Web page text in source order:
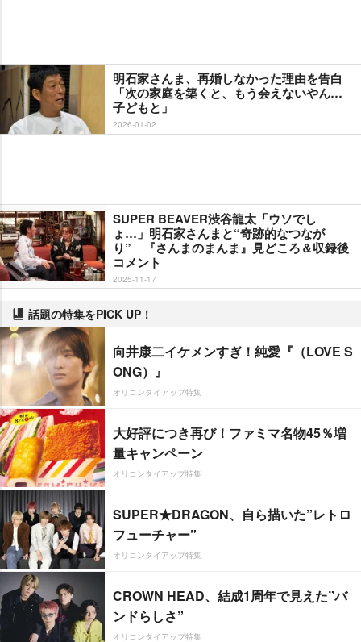
明石家さんま、再婚しなかった理由を告白
「次の家庭を築くと、もう会えないやん…
子どもと」
2026-01-02
SUPER BEAVER渋谷龍太「ウソでし
ょ…」明石家さんまと“奇跡的なつなが
り” 『さんまのまんま』見どころ＆収録後
コメント
2025-11-17
話題の特集をPICK UP！
向井康二イケメンすぎ！純愛『（LOVE S
ONG）』
オリコンタイアップ特集
大好評につき再び！ファミマ名物45％増
量キャンペーン
オリコンタイアップ特集
SUPER★DRAGON、自ら描いた”レトロ
フューチャー”
オリコンタイアップ特集
CROWN HEAD、結成1周年で見えた”バ
ンドらしさ”
オリコンタイアップ特集